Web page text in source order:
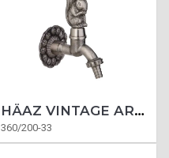
HÄAZ VINTAGE ARDILLA PLATINUM
360/200-33